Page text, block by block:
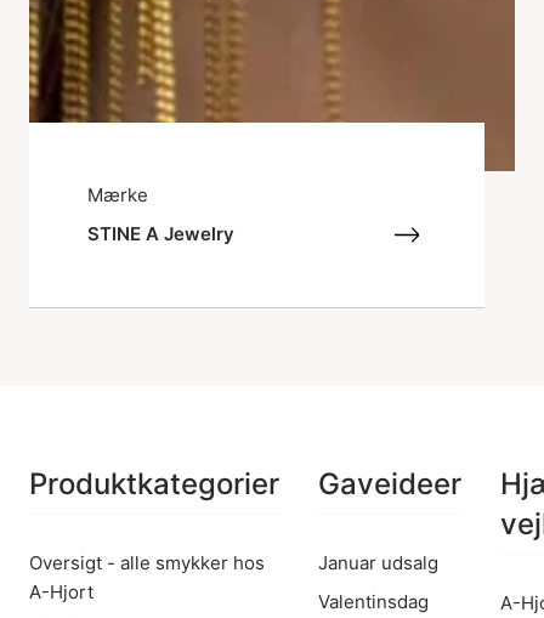
Mærke
STINE A Jewelry
Produktkategorier
Oversigt - alle smykker hos
A-Hjort
Gaveideer
Januar udsalg
Valentinsdag
A-